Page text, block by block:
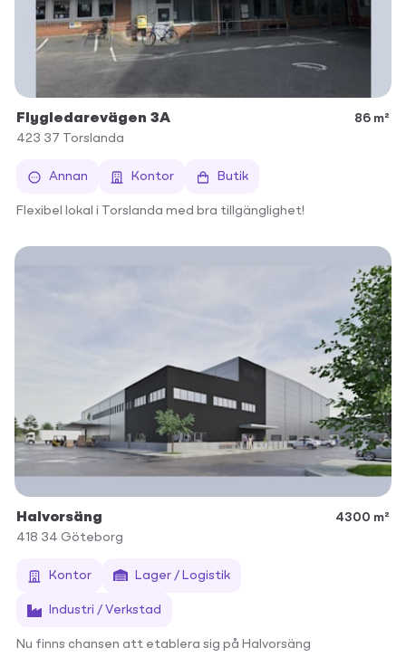
Flygledarevägen 3A
86 m²
423 37
Torslanda
Annan Kontor Butik
Flexibel lokal i Torslanda med bra tillgänglighet!
Halvorsäng
4300 m²
418 34 Göteborg
Kontor Lager / Logistik
Industri / Verkstad
Nu finns chansen att etablera sig på Halvorsäng